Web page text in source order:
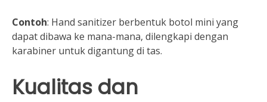
Contoh: Hand sanitizer berbentuk botol mini yang
dapat dibawa ke mana-mana, dilengkapi dengan
karabiner untuk digantung di tas.
Kualitas dan